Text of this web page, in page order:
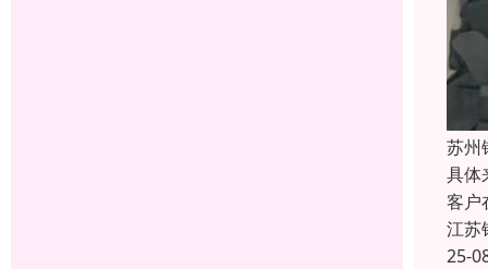
苏州
具体
客户
江苏
25-